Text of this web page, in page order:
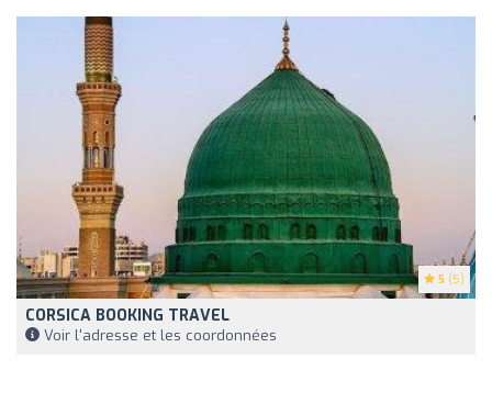
5 (5)
CORSICA BOOKING TRAVEL
Voir l'adresse et les coordonnées